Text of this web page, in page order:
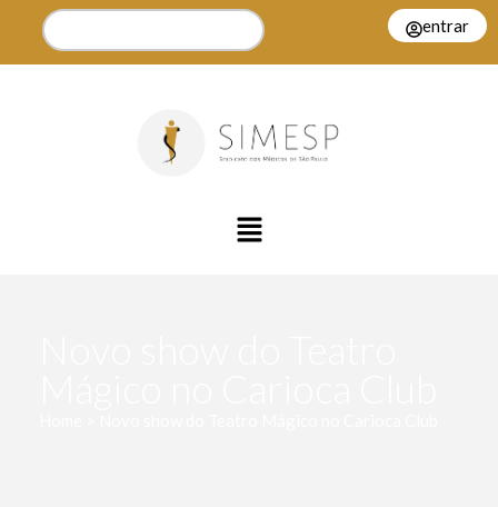
entrar